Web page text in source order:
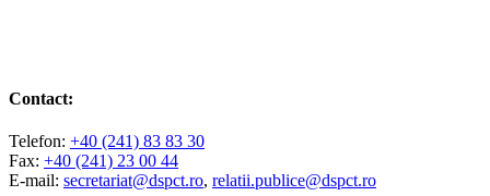
Contact:
Telefon: +40 (241) 83 83 30
Fax: +40 (241) 23 00 44
E-mail: secretariat@dspct.ro, relatii.publice@dspct.ro